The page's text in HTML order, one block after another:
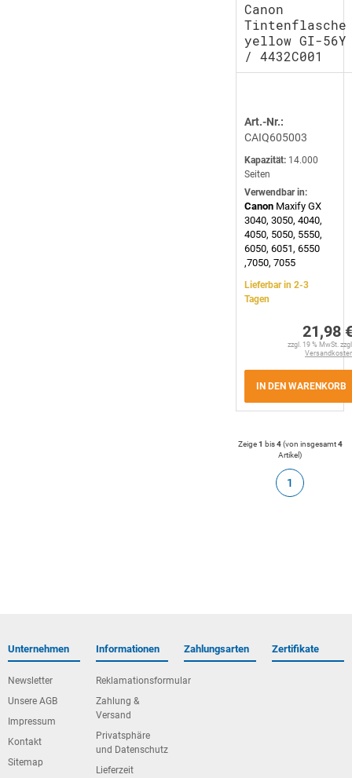
Canon
Tintenflasche
yellow GI-56Y
/ 4432C001
Art.-Nr.:
CAIQ605003
Kapazität: 14.000
Seiten
Verwendbar in:
Canon Maxify GX
3040, 3050, 4040,
4050, 5050, 5550,
6050, 6051, 6550
,7050, 7055
Lieferbar in 2-3
Tagen
21,98
zzgl. 19 % MwSt.
IN DEN WARENKORB
Zeige1 bis4(von insgesamt4
Artikel)
1
Unternehmen
Newsletter
Unsere AGB
Impressum
Kontakt
Sitemap
Informationen
Reklamationsformular
Zahlung &
Versand
Privatsphäre
und Datenschutz
Lieferzeit
Zahlungsarten Zertifikate